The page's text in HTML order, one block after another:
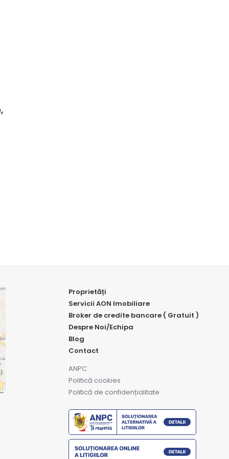
Proprietăți
Servicii AON Imobiliare
Broker de credite bancare ( Gratuit )
Despre Noi/Echipa
Blog
Contact
ANPC
Politică cookies
Politică de confidențialitate